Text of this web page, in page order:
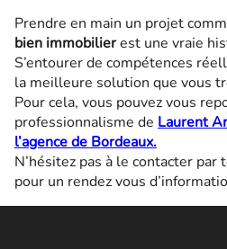
Prendre en main un projet
bien immobilierest une vraie
S’entourer de compétences
la meilleure solution que vous
Pour cela, vous pouvez vous
professionnalisme de Laurent
l’agence de Bordeaux.
N’hésitez pas à le contacter
pour un rendez vous